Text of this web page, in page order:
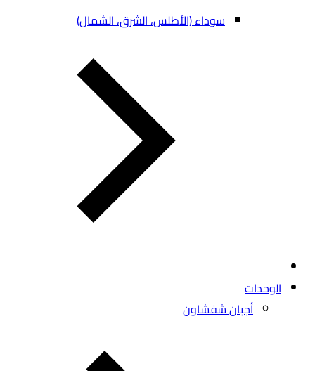
سوداء (الأطلس، الشرق، الشمال)
الوحدات
أجبان شفشاون